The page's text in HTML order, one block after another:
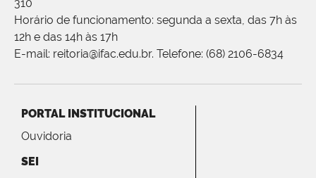
310
Horário de funcionamento: segunda a sexta, das 7h às
12h e das 14h às 17h
E-mail: reitoria@ifac.edu.br. Telefone: (68) 2106-6834
PORTAL INSTITUCIONAL
Ouvidoria
SEI